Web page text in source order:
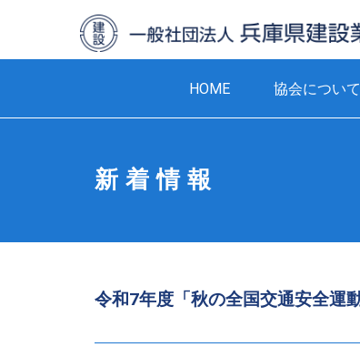
HOME 協会について
新着情報
令和7年度「秋の全国交通安全運